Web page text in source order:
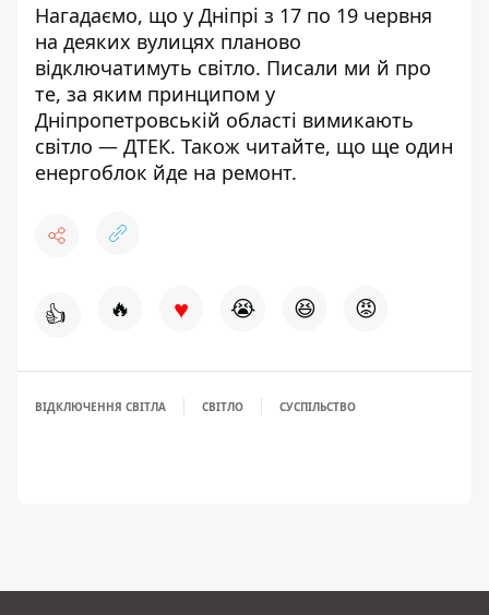
Нагадаємо, що у Дніпрі з 17 по 19 червня
на деяких вулицях планово
відключатимуть світло. Писали ми й про
те, за яким принципом у
Дніпропетровській області вимикають
світло — ДТЕК. Також читайте, що ще один
енергоблок йде на ремонт.
👍 🔥 ♥ 😭 😆 😡
ВІДКЛЮЧЕННЯ СВІТЛА СВІТЛО СУСПІЛЬСТВО